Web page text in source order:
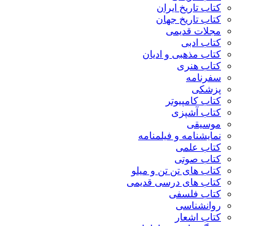
کتاب تاریخ ایران
کتاب تاریخ جهان
مجلات قدیمی
کتاب ادبی
کتاب مذهبی و ادیان
کتاب هنری
سفرنامه
پزشکی
کتاب کامپیوتر
کتاب آشپزی
موسیقی
نمایشنامه و فیلمنامه
کتاب علمی
کتاب صوتی
کتاب های تن تن و میلو
کتاب های درسی قدیمی
کتاب فلسفی
روانشناسی
کتاب اشعار